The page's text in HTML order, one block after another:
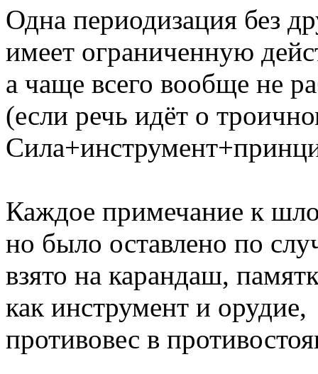
Одна периодизация без
имеет ограниченную
а чаще всего вообще не
(если речь идёт о
Каждое примечание к
но было оставлено по
взято на карандаш,
как инструмент и орудие,
противовес в